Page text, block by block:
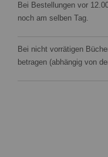
Bei Bestellungen vor
noch am selben Tag.
Bei nicht vorrätigen
betragen (abhängig von